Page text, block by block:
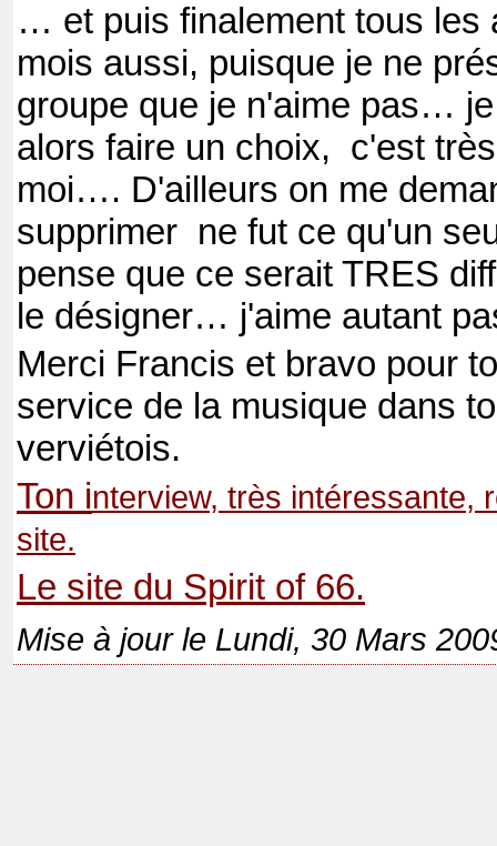
… et puis finalement tous les
mois aussi, puisque je ne
groupe que je n'aime pas…
alors faire un choix, c'est
moi…. D'ailleurs on me
supprimer ne fut ce qu'un
pense que ce serait TRES
le désigner… j'aime autant
Merci Francis et bravo pour
service de la musique dans
verviétois.
Ton interview, très intéressante,
site.
Le site du Spirit of 66.
Mise à jour le Lundi, 30 Mars